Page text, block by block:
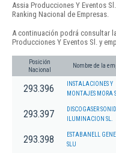
Assia Producciones Y Eventos
Ranking Nacional de Empresas.
A continuación podrá consultar
Producciones Y Eventos Sl. y
Posición
Nacional
Nombre de la
293.396
INSTALACIONES Y
MONTAJES MORA SL
293.397
DISCOGASER
ILUMINACION SL.
293.398
ESTABANELL
SLU